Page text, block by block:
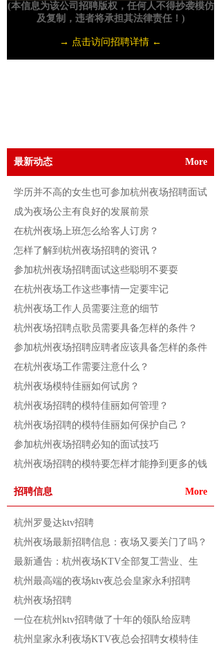
(本信息为该公司招聘版权，任何人不得抄袭模仿
及复制，违者将承担其法律责任！)
→ 点击访问招聘详情 ←
最新动态 More
学历并不高的女生也可参加杭州夜场招聘面试
成为夜场公主有良好的发展前景
在杭州夜场上班怎么给客人订房？
怎样了解到杭州夜场招聘的资讯？
参加杭州夜场招聘面试这些聪明不要耍
在杭州夜场工作这些事情一定要牢记
杭州夜场工作人员需要注意的细节
杭州夜场招聘点歌员需要具备怎样的条件？
参加杭州夜场招聘应聘者应该具备怎样的条件
在杭州夜场工作需要注意什么？
杭州夜场模特佳丽如何试房？
杭州夜场招聘的模特佳丽如何管理？
杭州夜场招聘的模特佳丽如何保护自己？
参加杭州夜场招聘必知的面试技巧
杭州夜场招聘的模特要怎样才能挣到更多的钱
招聘信息 More
杭州罗曼达ktv招聘
杭州夜场最新招聘信息：夜场又要关门了吗？
最新通告：杭州夜场KTV全部复工营业、生
杭州最高端的夜场ktv夜总会皇家永利招聘
杭州夜场招聘
一位在杭州ktv招聘做了十年的领队给应聘
杭州皇家永利夜场KTV夜总会招聘女模特佳